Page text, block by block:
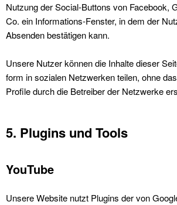
Nutzung der Social-But­tons von Face­book,
Co. ein Infor­ma­tions-Fen­ster, in dem der
Absenden bestäti­gen kann.
Unsere Nutzer kön­nen die Inhalte dieser
form in sozialen Net­zw­erken teilen, ohne
Pro­file durch die Betreiber der Net­zw­erke
5. Plugins und Tools
YouTube
Unsere Web­site nutzt Plu­g­ins der von